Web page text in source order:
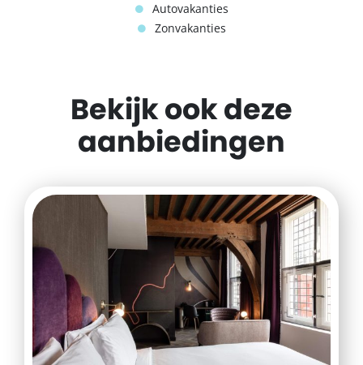
Autovakanties
Zonvakanties
Bekijk ook deze
aanbiedingen